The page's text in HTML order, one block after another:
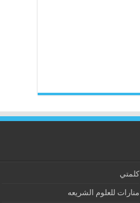
كلمتي
منارات للعلوم الشريعه